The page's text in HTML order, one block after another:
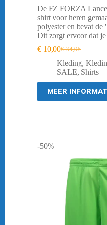
De FZ FORZA
shirt voor heren
polyester en bevat de
Dit zorgt ervoor dat je
€34,95
Oorspronkelijke
prijs
was:
€ 34,95.
€ 10,00Huidige
prijs
is:
€ 10,00.
Kleding,
SALE, Shirts
MEER
-50%